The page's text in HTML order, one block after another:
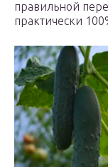
правильной
практически